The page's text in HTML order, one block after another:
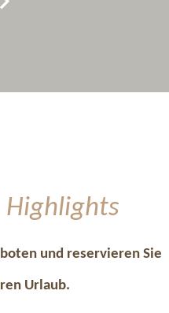
und reservieren Sie
Urlaub.